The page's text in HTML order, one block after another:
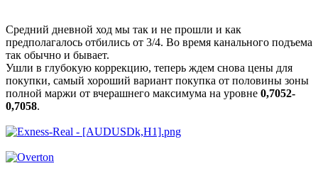
Средний дневной ход мы так и не прошли и как
предполагалось отбились от 3/4. Во время канального подъема
так обычно и бывает.
Ушли в глубокую коррекцию, теперь ждем снова цены для
покупки, самый хороший вариант покупка от половины зоны
полной маржи от вчерашнего максимума на уровне 0,7052-
0,7058.